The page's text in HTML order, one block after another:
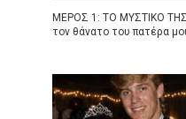
ΜΕΡΟΣ 1: ΤΟ ΜΥΣΤΙΚΟ
τον θάνατο του πατέρα